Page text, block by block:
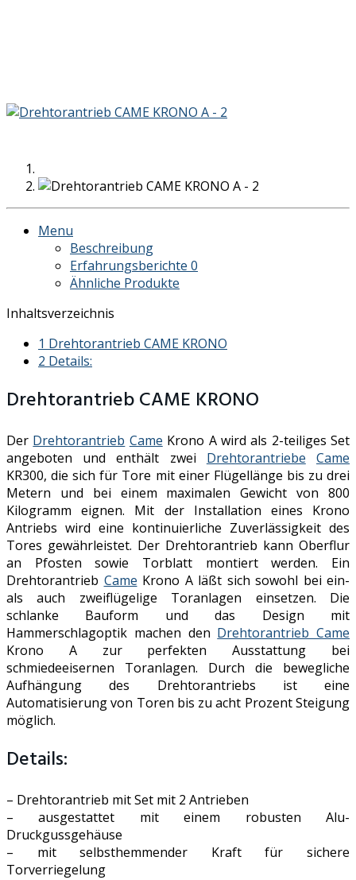
Menu
Beschreibung
Erfahrungsberichte 0
Ähnliche Produkte
Inhaltsverzeichnis
1 Drehtorantrieb CAME KRONO
2 Details:
Drehtorantrieb CAME KRONO
Der Drehtorantrieb Came Krono A wird als 2-teiliges Set
angeboten und enthält zwei Drehtorantriebe
Came
KR300, die sich für Tore mit einer Flügellänge bis zu drei
Metern und bei einem maximalen Gewicht von 800
Kilogramm eignen. Mit der Installation eines Krono
Antriebs wird eine kontinuierliche Zuverlässigkeit des
Tores gewährleistet. Der Drehtorantrieb kann Oberflur
an Pfosten sowie Torblatt montiert werden. Ein
Drehtorantrieb Came Krono A läßt sich sowohl bei ein-
als auch zweiflügelige Toranlagen einsetzen. Die
schlanke Bauform und das Design mit
Hammerschlagoptik machen den Drehtorantrieb Came
Krono A zur perfekten Ausstattung bei
schmiedeeisernen Toranlagen. Durch die bewegliche
Aufhängung des Drehtorantriebs ist eine
Automatisierung von Toren bis zu acht Prozent Steigung
möglich.
Details:
– Drehtorantrieb mit Set mit 2 Antrieben
– ausgestattet mit einem robusten Alu-
Druckgussgehäuse
– mit selbsthemmender Kraft für sichere
Torverriegelung